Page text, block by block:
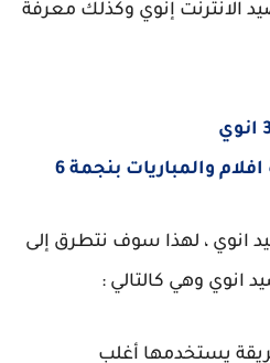
الانترنت إنوي وكذلك معرفة
والمباريات بنجمة 6
رصيد انوي ، لهذا سوف نتطرق إلى
انوي وهي كالتالي :
يستخدمها أغلب